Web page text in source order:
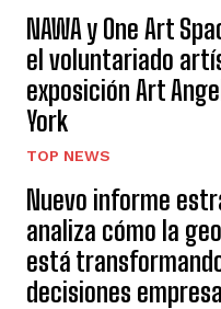
NAWA y One Art
el voluntariado
exposición Art
York
TOP NEWS
Nuevo informe
analiza cómo la
está
decisiones